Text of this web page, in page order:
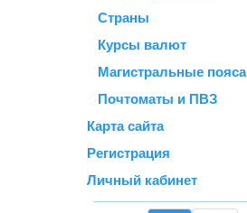
Страны
Курсы валют
Магистральные пояса
Почтоматы и ПВЗ
Карта сайта
Регистрация
Личный кабинет